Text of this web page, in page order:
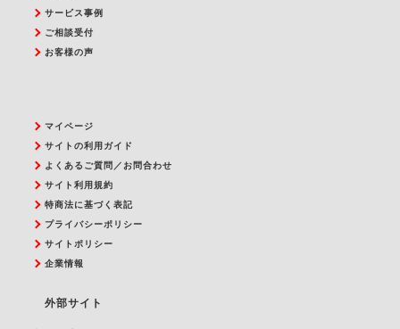
サービス事例
ご相談受付
お客様の声
マイページ
サイトの利用ガイド
よくあるご質問／お問合わせ
サイト利用規約
特商法に基づく表記
プライバシーポリシー
サイトポリシー
企業情報
外部サイト